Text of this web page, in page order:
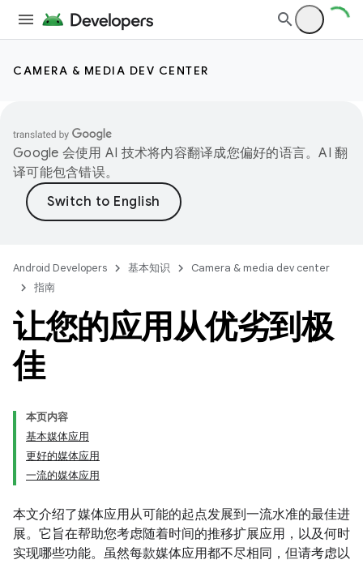
CAMERA & MEDIA DEV CENTER
Google 会使用 AI 技术将内容翻译成您偏好的语言。AI 翻
译可能包含错误。
Android Developers 基本知识
Camera & media dev center
指南
让您的应用从优劣到极
佳
本页内容
基本媒体应用
更好的媒体应用
一流的媒体应用
本文介绍了媒体应用从可能的起点发展到一流水准的最佳进
展。它旨在帮助您考虑随着时间的推移扩展应用，以及何时
实现哪些功能。虽然每款媒体应用都不尽相同，但请考虑以